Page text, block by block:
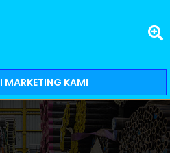
MARKETING KAMI